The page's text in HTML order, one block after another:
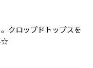
クロップドトップスを
☆